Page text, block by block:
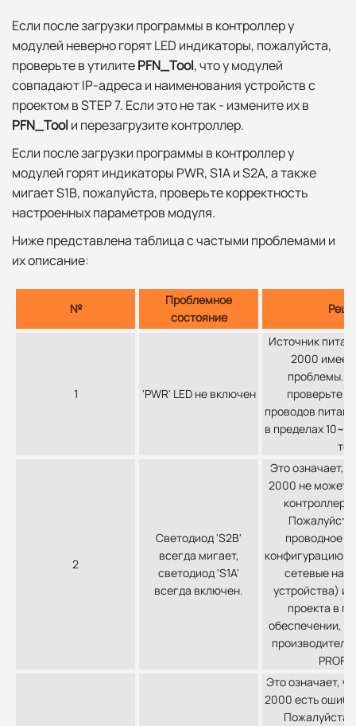
Если после загрузки программы в контроллер у
модулей неверно горят LED индикаторы, пожалуйста,
проверьте в утилитеPFN_Tool, что у модулей
совпадают IP-адреса и наименования устройств с
проектом в STEP 7. Если это не так - измените их в
PFN_Toolи перезагрузите контроллер.
Если после загрузки программы в контроллер у
модулей горят индикаторы PWR, S1A и S2A, а также
мигает S1B, пожалуйста, проверьте корректность
настроенных параметров модуля.
Ниже представлена таблица с частыми проблемами и
их описание:
№
Проблемное
состояние
1 'PWR' LED не включен
Источник
2000 имеет
проблемы.
проверьте
проводов
в пределах
2
Светодиод 'S2B'
всегда мигает,
светодиод 'S1A'
всегда включен.
Это означает,
2000 не может
контроллеру
проводное
конфигурацию
сетевые
устройства) и
проекта в
обеспечении,
Это означает,
2000 есть
Пожалуйста,